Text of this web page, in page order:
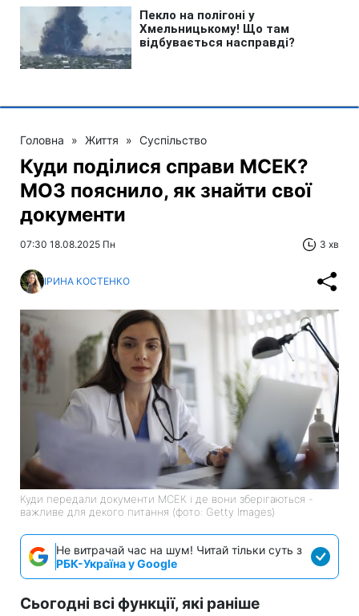
Головна » Життя » Суспільство
Куди поділися справи МСЕК?
МОЗ пояснило, як знайти свої
документи
07:30 18.08.2025 Пн 3 хв
ІРИНА КОСТЕНКО
Куди передали документи МСЕК і де вони зберігаються -
важливе для декого питання (фото: Getty Images)
Не витрачай час на шум! Читай тільки суть з
РБК-Україна у Google
Сьогодні всі функції, які раніше